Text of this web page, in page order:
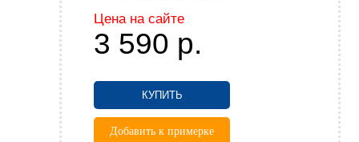
Цена на сайте
3 590 р.
КУПИТЬ
Добавить к примерке